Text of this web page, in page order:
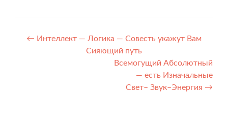
Навигация
← Интеллект — Логика — Совесть укажут Вам
Сияющий путь
Всемогущий Абсолютный
— есть Изначальные
Свет– Звук–Энергия →